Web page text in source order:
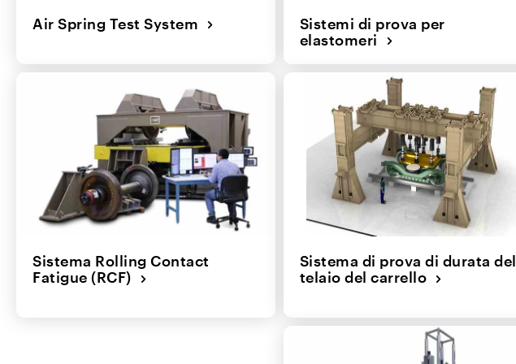
Air Spring Test System
Sistemi di prova per
elastomeri
Sistema Rolling Contact
Fatigue (RCF)
Sistema di prova di durata del
telaio del carrello